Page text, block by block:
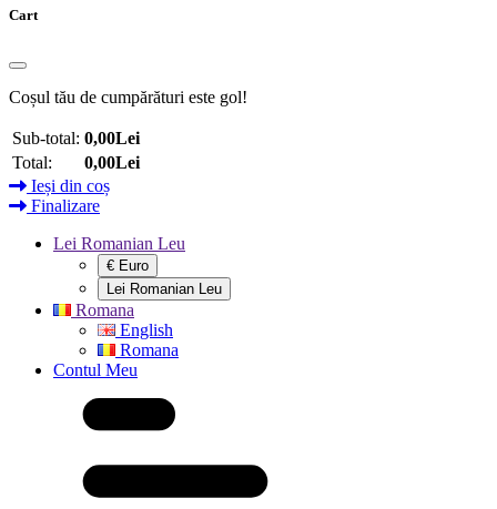
Cart
Coșul tău de cumpărături este gol!
Sub-total: 0,00Lei
Total:
0,00Lei
Ieși din coș
Finalizare
Lei Romanian Leu
€ Euro
Lei Romanian Leu
Romana
English
Romana
Contul Meu